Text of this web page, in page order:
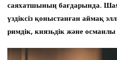
саяхатшының бағдарында.
үздіксіз қоныстанған аймақ
римдік, князьдік және османлы